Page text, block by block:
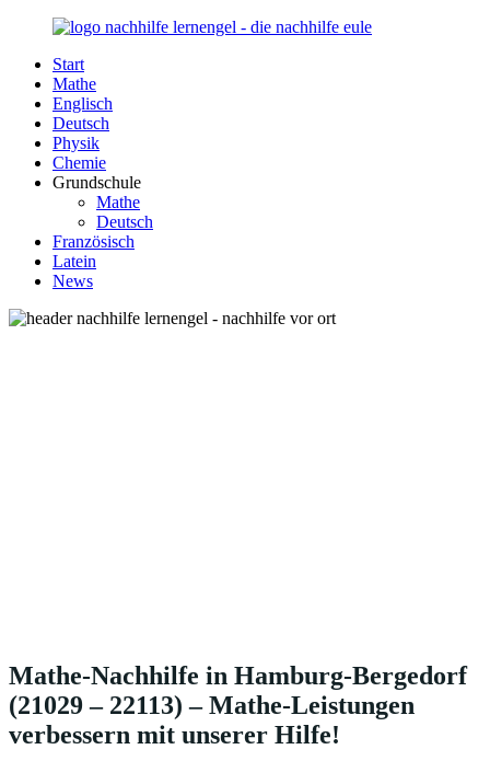
Zurück
Inhalt
Nachhilfe-
Lernengel.de
Unsere
Nachhilfe-
Eule
berät
zum
Damit
Lernen
Spaß
Start
Mathe
Englisch
Deutsch
Physik
Chemie
Grundschule
Mathe
Deutsch
Französisch
Latein
News
Mathe-Nachhilfe in Hamburg-Bergedorf
(21029 – 22113) – Mathe-Leistungen
verbessern mit unserer Hilfe!